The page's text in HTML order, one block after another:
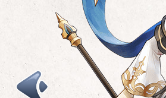
職業：狂戰士
年齡：40
出生地：黑炎火山
職業：聖騎士
年齡：25
出生地：席瓦島
職業：遊俠
年齡：25
出生地：席瓦島